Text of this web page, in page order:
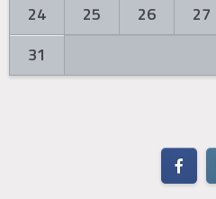
24
25 26 27
31